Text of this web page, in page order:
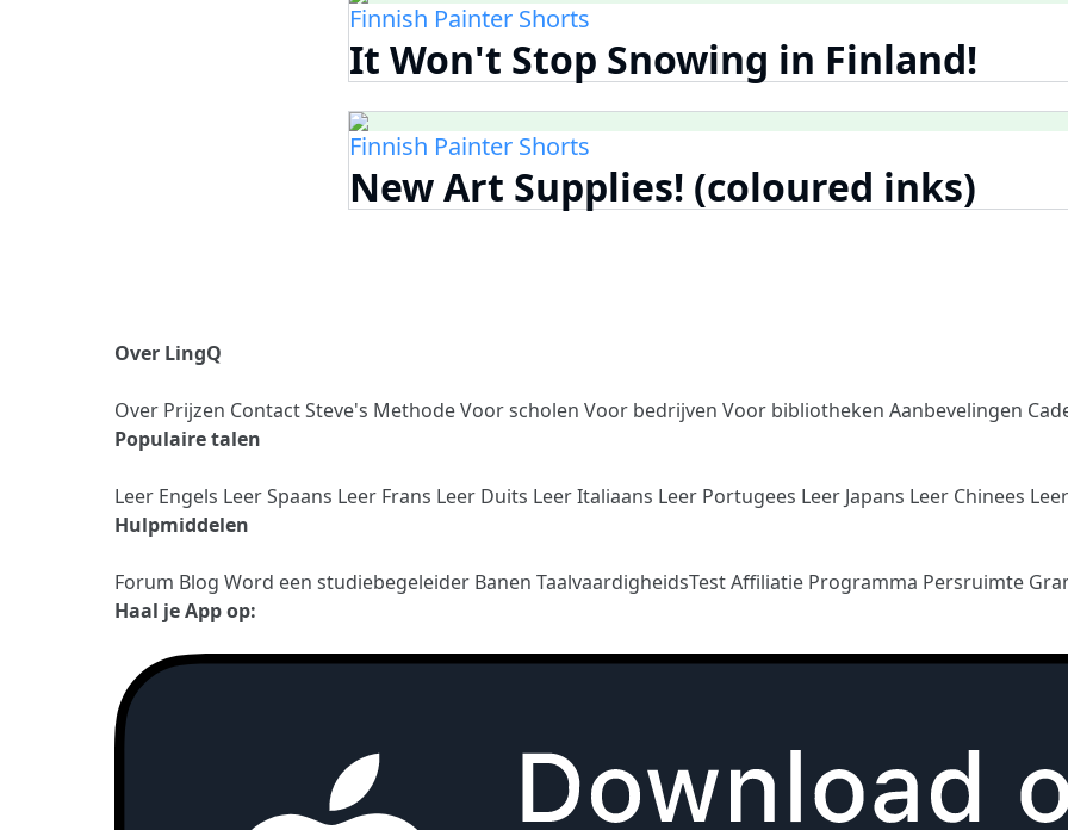
Finnish Painter Shorts
It Won't Stop Snowing in Finland!
Finnish Painter Shorts
New Art Supplies! (coloured inks)
Over LingQ
Over Prijzen ContactSteve's MethodeVoor scholen Voor bedrijven Voor bibliotheken Aanbevelingen
Populaire talen
Leer Engels Leer Spaans Leer Frans Leer Duits Leer Italiaans Leer Portugees Leer Japans Leer Chinees
Hulpmiddelen
Forum Blog Word een studiebegeleider Banen TaalvaardigheidsTestAffiliatie Programma Persruimte
Haal je App op: